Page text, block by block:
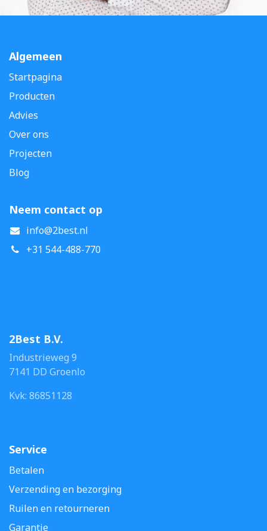
Algemeen
Startpagina
Producten
Advies
Over ons
Projecten
Blog
Neem contact op
info@2best.nl
+31 544-488-770
2Best B.V.
Industrieweg 9
7141 DD Groenlo
Kvk: 86851128
Service
Betalen
Verzending en bezorging
Ruilen en retourneren
Garantie